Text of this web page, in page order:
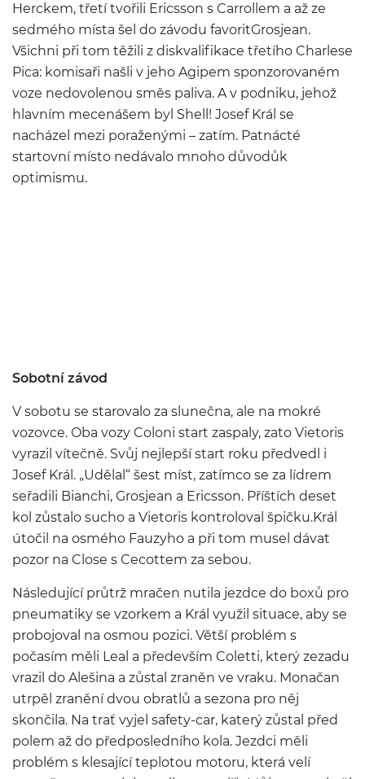
Herckem, třetí tvořili Ericsson s Carrollem a až ze
sedmého místa šel do závodu favoritGrosjean.
Všichni při tom těžili z diskvalifikace třetího Charlese
Pica: komisaři našli v jeho Agipem sponzorovaném
voze nedovolenou směs paliva. A v podniku, jehož
hlavním mecenášem byl Shell! Josef Král se
nacházel mezi poraženými – zatím. Patnácté
startovní místo nedávalo mnoho důvodůk
optimismu.
Sobotní závod
V sobotu se starovalo za slunečna, ale na mokré
vozovce. Oba vozy Coloni start zaspaly, zato Vietoris
vyrazil vítečně. Svůj nejlepší start roku předvedl i
Josef Král. „Udělal“ šest míst, zatímco se za lídrem
seřadili Bianchi, Grosjean a Ericsson. Příštích deset
kol zůstalo sucho a Vietoris kontroloval špičku.Král
útočil na osmého Fauzyho a při tom musel dávat
pozor na Close s Cecottem za sebou.
Následující průtrž mračen nutila jezdce do boxů pro
pneumatiky se vzorkem a Král využil situace, aby se
probojoval na osmou pozici. Větší problém s
počasím měli Leal a především Coletti, který zezadu
vrazil do Alešina a zůstal zraněn ve vraku. Monačan
utrpěl zranění dvou obratlů a sezona pro něj
skončila. Na trať vyjel safety-car, katerý zůstal před
polem až do předposledního kola. Jezdci měli
problém s klesající teplotou motoru, která velí